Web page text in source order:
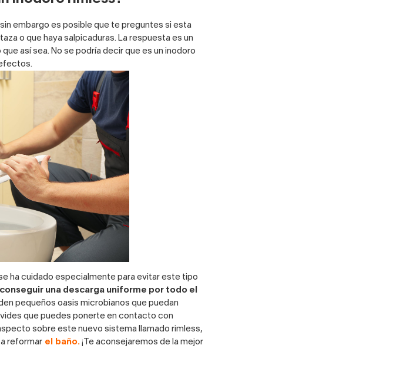
embargo es posible que te preguntes si esta
o que haya salpicaduras. La respuesta es un
así sea. No se podría decir que es un inodoro
ha cuidado especialmente para evitar este tipo
una descarga uniforme por todo el
pequeños oasis microbianos que puedan
que puedes ponerte en contacto con
sobre este nuevo sistema llamado rimless,
reformar el baño. ¡Te aconsejaremos de la mejor